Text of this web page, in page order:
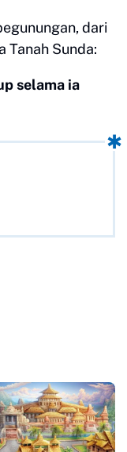
dari
Tanah Sunda:
selama ia